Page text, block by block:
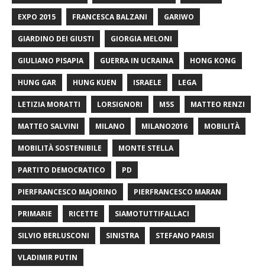
EXPO 2015 FRANCESCA BALZANI GARIWO
GIARDINO DEI GIUSTI GIORGIA MELONI
GIULIANO PISAPIA GUERRA IN UCRAINA HONG KONG
HUNG GAR HUNG KUEN ISRAELE LEGA
LETIZIA MORATTI LORSIGNORI M5S MATTEO RENZI
MATTEO SALVINI MILANO MILANO2016 MOBILITÀ
MOBILITÀ SOSTENIBILE MONTE STELLA
PARTITO DEMOCRATICO PD
PIERFRANCESCO MAJORINO PIERFRANCESCO MARAN
PRIMARIE RICETTE SIAMOTUTTIFALLACI
SILVIO BERLUSCONI SINISTRA STEFANO PARISI
VLADIMIR PUTIN